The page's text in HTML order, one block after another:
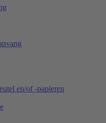
en/of -papieren